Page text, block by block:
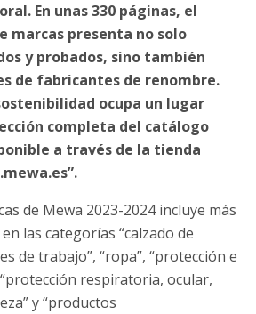
En unas 330 páginas, el
marcas presenta no solo
y probados, sino también
de fabricantes de renombre.
ocupa un lugar
completa del catálogo
a través de la tienda
de Mewa 2023-2024 incluye más
las categorías “calzado de
de trabajo”, “ropa”, “protección e
respiratoria, ocular,
y “productos